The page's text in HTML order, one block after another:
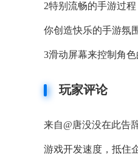
2特别流畅的手游过
你创造快乐的手游氛
3滑动屏幕来控制角
玩家评论
来自@唐没没在此告
游戏开发速度，抵住